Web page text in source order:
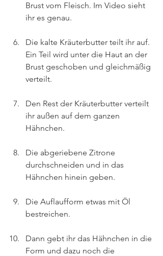
Brust vom Fleisch. Im Video sieht
ihr es genau.
Die kalte Kräuterbutter teilt ihr auf.
Ein Teil wird unter die Haut an der
Brust geschoben und gleichmäßig
verteilt.
Den Rest der Kräuterbutter verteilt
ihr außen auf dem ganzen
Hähnchen.
Die abgeriebene Zitrone
durchschneiden und in das
Hähnchen hinein geben.
Die Auflaufform etwas mit Öl
bestreichen.
Dann gebt ihr das Hähnchen in die
Form und dazu noch die